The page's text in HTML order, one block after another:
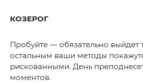
КОЗЕРОГ
Пробуйте — обязательно выйдет
остальным ваши методы
рискованными. День
моментов.